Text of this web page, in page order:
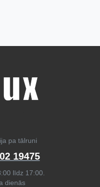
pa tālruni
19475
līdz 17:00.
dienās